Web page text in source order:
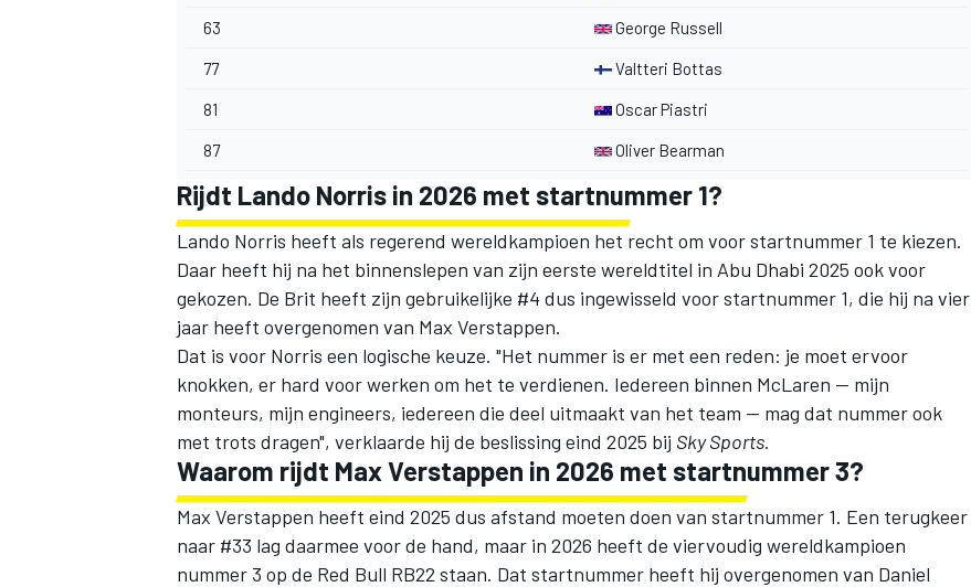
63 George Russell
77 Valtteri Bottas
81 Oscar Piastri
87 Oliver Bearman
Rijdt Lando Norris in 2026 met startnummer 1?
Lando Norris heeft als regerend wereldkampioen het recht om voor startnummer 1 te kiezen.
Daar heeft hij na het binnenslepen van zijn eerste wereldtitel in Abu Dhabi 2025 ook voor
gekozen. De Brit heeft zijn gebruikelijke #4 dus ingewisseld voor startnummer 1, die hij na vier
jaar heeft overgenomen van Max Verstappen.
Dat is voor Norris een logische keuze. "Het nummer is er met een reden: je moet ervoor
knokken, er hard voor werken om het te verdienen. Iedereen binnen McLaren — mijn
monteurs, mijn engineers, iedereen die deel uitmaakt van het team — mag dat nummer ook
met trots dragen", verklaarde hij de beslissing eind 2025 bij Sky Sports.
Waarom rijdt Max Verstappen in 2026 met startnummer 3?
Max Verstappen heeft eind 2025 dus afstand moeten doen van startnummer 1. Een terugkeer
naar #33 lag daarmee voor de hand, maar in 2026 heeft de viervoudig wereldkampioen
nummer 3 op de Red Bull RB22 staan. Dat startnummer heeft hij overgenomen van Daniel